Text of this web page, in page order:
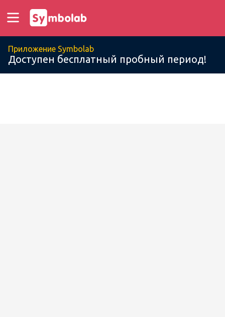
Приложение Symbolab
Доступен бесплатный пробный период!